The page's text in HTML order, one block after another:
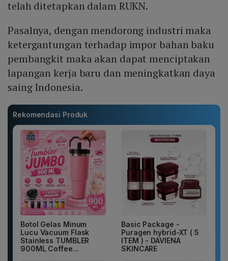
telah ditetapkan dalam RUKN.
Pasalnya, dengan mendorong industri maka
ketergantungan terhadap impor bahan baku
pembangkit maka akan dapat menciptakan
lapangan kerja baru dan meningkatkan daya
saing Indonesia.
Rekomendasi Produk
Botol Gelas Minum
Lucu Vacuum Flask
Stainless TUMBLER
900ML Coffee...
Basic Package -
Puragen hybrid-XT ( 5
ITEM ) - DAVIENA
SKINCARE